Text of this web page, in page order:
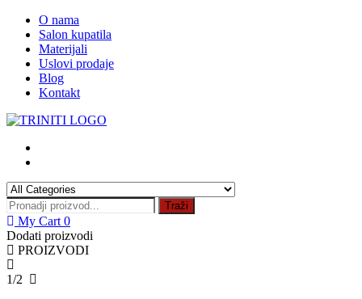
Skip
content
O nama
Salon kupatila
Materijali
Uslovi prodaje
Blog
Kontakt
Traži
My Cart 0
Dodati proizvodi
PROIZVODI
1/2